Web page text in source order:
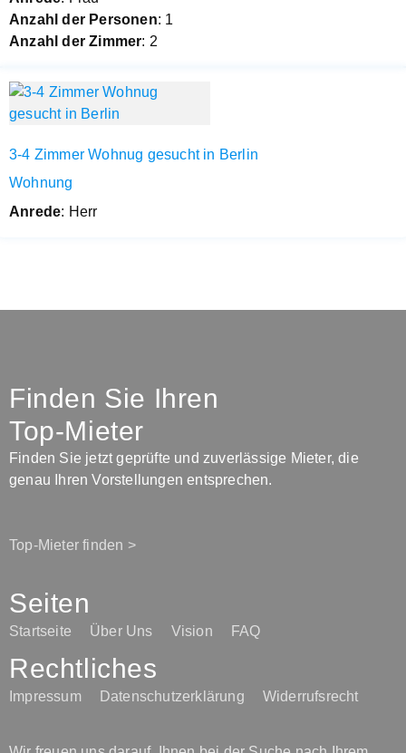
Anzahl der Personen: 1
Anzahl der Zimmer: 2
3-4 Zimmer Wohnug gesucht in Berlin
Wohnung
Anrede: Herr
Finden Sie Ihren
Top-Mieter
Finden Sie jetzt geprüfte und zuverlässige Mieter, die
genau Ihren Vorstellungen entsprechen.
Top-Mieter finden >
Seiten
Startseite Über Uns Vision FAQ
Rechtliches
Impressum Datenschutzerklärung Widerrufsrecht